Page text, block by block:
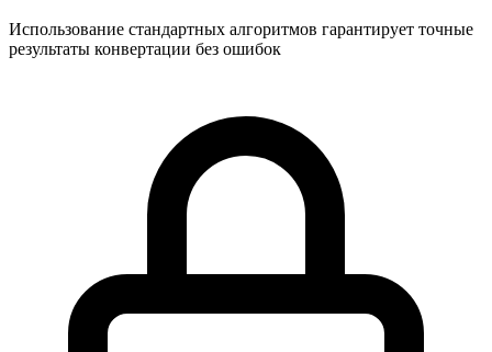
Использование стандартных алгоритмов гарантирует точные
результаты конвертации без ошибок